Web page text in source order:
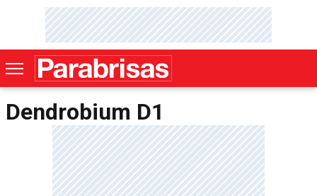
Dendrobium D1